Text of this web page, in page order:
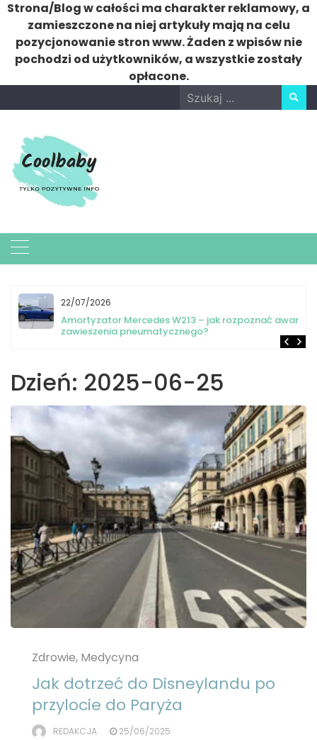
Strona/Blog w całości ma charakter reklamowy, a
zamieszczone na niej artykuły mają na celu
pozycjonowanie stron www. Żaden z wpisów nie
pochodzi od użytkowników, a wszystkie zostały
opłacone.
to
Search
for:
22/07/2026
Amortyzator Mercedes W213 – jak rozpoznać awarię
zawieszenia pneumatycznego?
Dzień: 2025-06-25
Zdrowie, Medycyna
Jak dotrzeć do Disneylandu po
przylocie do Paryża
REDAKCJA 25/06/2025